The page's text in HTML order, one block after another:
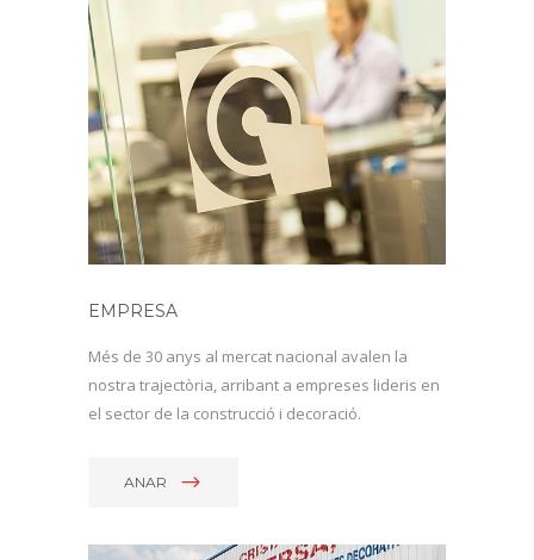
EMPRESA
Més de 30 anys al mercat nacional avalen la
nostra trajectòria, arribant a empreses lideris en
el sector de la construcció i decoració.
ANAR